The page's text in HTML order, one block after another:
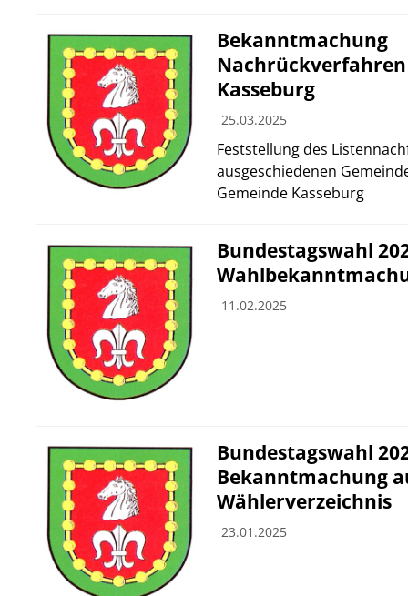
Bekanntmachung
Nachrückverfahren
Kasseburg
25.03.2025
Feststellung des
ausgeschiedenen
Gemeinde Kasseburg
Bundestagswahl
11.02.2025
Bundestagswahl
Bekanntmachung
Wählerverzeichnis
23.01.2025